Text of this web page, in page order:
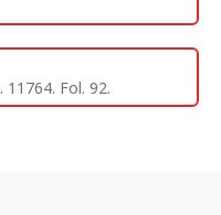
11764. Fol. 92.